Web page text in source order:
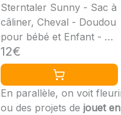
Sterntaler Sunny - Sac à
câliner, Cheval - Doudou
pour bébé et Enfant - en
Velours Fin Doux -
Jouet avec hochet -
pour câliner, découvrir
et Jouer - Beige Clair
12€
En parallèle, on voit
ou des projets de jouet